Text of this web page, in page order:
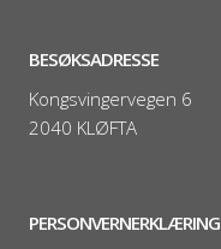
BESØKSADRESSE
Kongsvingervegen 6
2040 KLØFTA
PERSONVERNERKLÆRING